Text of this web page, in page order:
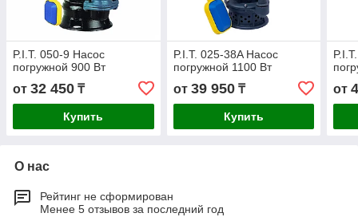
P.I.T. 050-9 Насос
погружной 900 Вт
от 32 450 ₸
Купить
P.I.T. 025-38A Насос
погружной 1100 Вт
от 39 950₸
Купить
от
О нас
Рейтинг не сформирован
Менее 5 отзывов за последний год